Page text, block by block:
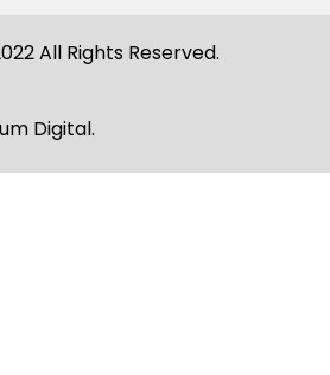
All Rights Reserved.
Digital.